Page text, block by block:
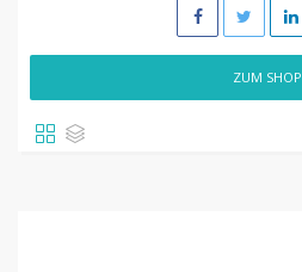
ZUM SHOP